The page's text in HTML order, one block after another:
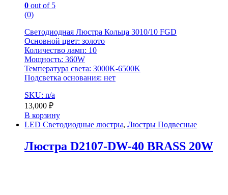
0 out of 5
(0)
Светодиодная Люстра Кольца 3010/10 FGD
Основной цвет: золото
Количество ламп: 10
Мощность: 360W
Температура света: 3000K-6500K
Подсветка основания: нет
SKU: n/a
13,000 ₽
В корзину
LED Светодиодные люстры, Люстры Подвесные
Люстра D2107-DW-40 BRASS 20W